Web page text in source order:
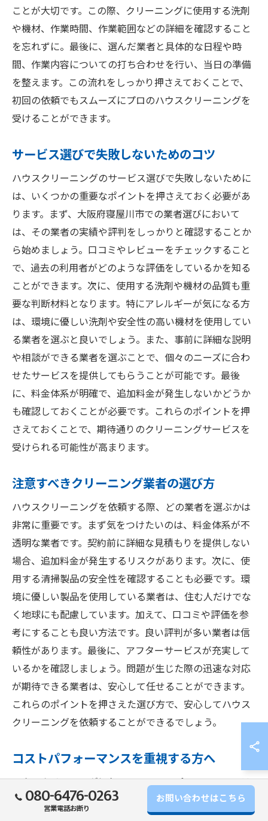
ことが大切です。この際、クリーニングに使用する洗剤
や機材、作業時間、作業範囲などの詳細を確認すること
を忘れずに。最後に、選んだ業者と具体的な日程や時
間、作業内容についての打ち合わせを行い、当日の準備
を整えます。この流れをしっかり押さえておくことで、
初回の依頼でもスムーズにプロのハウスクリーニングを
受けることができます。
サービス選びで失敗しないためのコツ
ハウスクリーニングのサービス選びで失敗しないために
は、いくつかの重要なポイントを押さえておく必要があ
ります。まず、大阪府寝屋川市での業者選びにおいて
は、その業者の実績や評判をしっかりと確認することか
ら始めましょう。口コミやレビューをチェックすること
で、過去の利用者がどのような評価をしているかを知る
ことができます。次に、使用する洗剤や機材の品質も重
要な判断材料となります。特にアレルギーが気になる方
は、環境に優しい洗剤や安全性の高い機材を使用してい
る業者を選ぶと良いでしょう。また、事前に詳細な説明
や相談ができる業者を選ぶことで、個々のニーズに合わ
せたサービスを提供してもらうことが可能です。最後
に、料金体系が明確で、追加料金が発生しないかどうか
も確認しておくことが必要です。これらのポイントを押
さえておくことで、期待通りのクリーニングサービスを
受けられる可能性が高まります。
注意すべきクリーニング業者の選び方
ハウスクリーニングを依頼する際、どの業者を選ぶかは
非常に重要です。まず気をつけたいのは、料金体系が不
透明な業者です。契約前に詳細な見積もりを提供しない
場合、追加料金が発生するリスクがあります。次に、使
用する清掃製品の安全性を確認することも必要です。環
境に優しい製品を使用している業者は、住む人だけでな
く地球にも配慮しています。加えて、口コミや評価を参
考にすることも良い方法です。良い評判が多い業者は信
頼性があります。最後に、アフターサービスが充実して
いるかを確認しましょう。問題が生じた際の迅速な対応
が期待できる業者は、安心して任せることができます。
これらのポイントを押さえた選び方で、安心してハウス
クリーニングを依頼することができるでしょう。
コストパフォーマンスを重視する方へ
ハウスクリーニングにおいて、コストパフォーマンスは
多くの人が気にするポイントです。まず、定期的なサー
080-6476-0263
営業電話お断り
お問い合わせはこちら